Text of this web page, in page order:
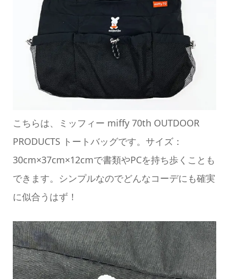
こちらは、ミッフィー miffy 70th OUTDOOR
PRODUCTS トートバッグです。サイズ：
30cm×37cm×12cmで書類やPCを持ち歩くことも
できます。シンプルなのでどんなコーデにも確実
に似合うはず！